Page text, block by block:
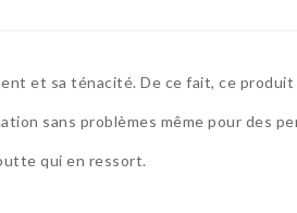
et sa ténacité. De ce fait, ce
sans problèmes même pour des
qui en ressort.